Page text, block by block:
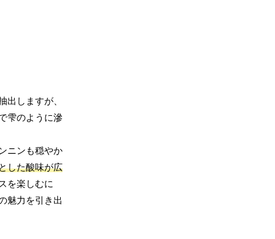
出しますが、
雫のように滲
ニンも穏やか
した酸味が広
を楽しむに
魅力を引き出